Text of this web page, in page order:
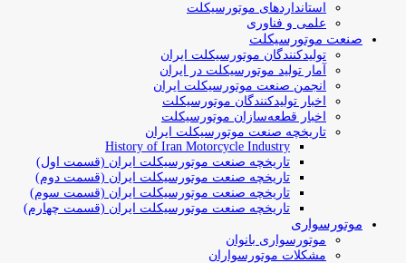
استانداردهای موتورسیکلت
علمی و فناوری
صنعت موتورسیکلت
تولیدکنندگان موتورسیکلت ایران
آمار تولید موتورسیکلت در ایران
انجمن صنعت موتورسیکلت ایران
اخبار تولیدکنندگان موتورسیکلت
اخبار قطعه‌سازان موتورسیکلت
تاریخچه صنعت موتورسیکلت ایران
History of Iran Motorcycle Industry
تاریخچه صنعت موتورسیکلت ایران (قسمت اول)
تاریخچه صنعت موتورسیکلت ایران (قسمت دوم)
تاریخچه صنعت موتورسیکلت ایران (قسمت سوم)
تاریخچه صنعت موتورسیکلت ایران (قسمت چهارم)
موتورسواری
موتورسواری بانوان
مشکلات موتورسواران